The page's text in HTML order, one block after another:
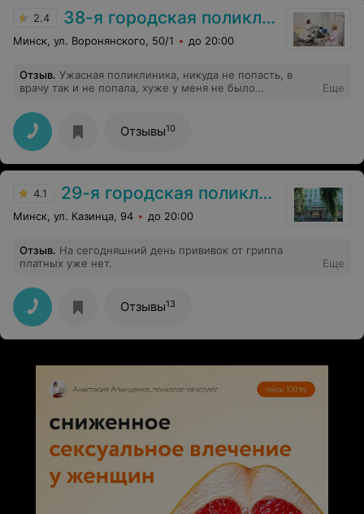
2.4 38-я городская поликлиника
Минск, ул. Воронянского, 50/1 до 20:00
Отзыв. Ужасная поликлиника, никуда не попасть, в
врачу так и не попала, хуже у меня не было
3 часа в таком состоянии просидеть не смогла
Еще
Отзывы10
4.1 29-я городская поликлиника
Минск, ул. Казинца, 94 до 20:00
Отзыв. На сегодняшний день прививок от гриппа
платных уже нет.
Еще
Отзывы13